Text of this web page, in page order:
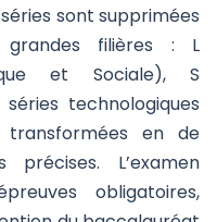
sont supprimées
filières : L
et Sociale), S
technologiques
en de
précises. L’examen
obligatoires,